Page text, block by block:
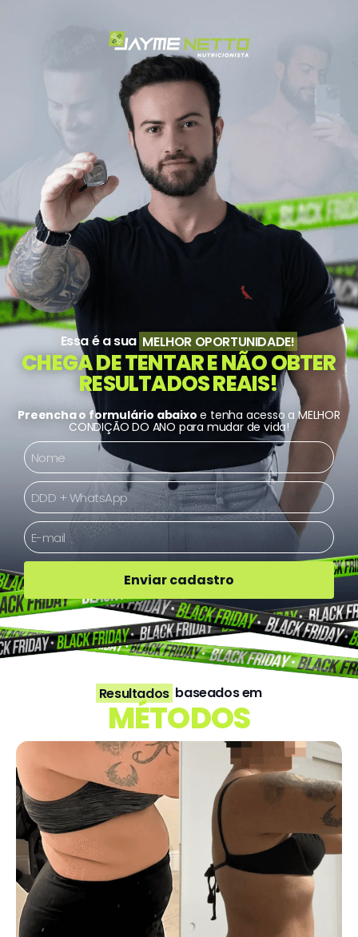
Essa é a sua MELHOR OPORTUNIDADE!
CHEGA DE TENTAR E NÃO OBTER
RESULTADOS REAIS!
Preencha o formulário abaixo e tenha acesso a MELHOR
CONDIÇÃO DO ANO para mudar de vida!
Enviar cadastro
Resultados baseados em
MÉTODOS